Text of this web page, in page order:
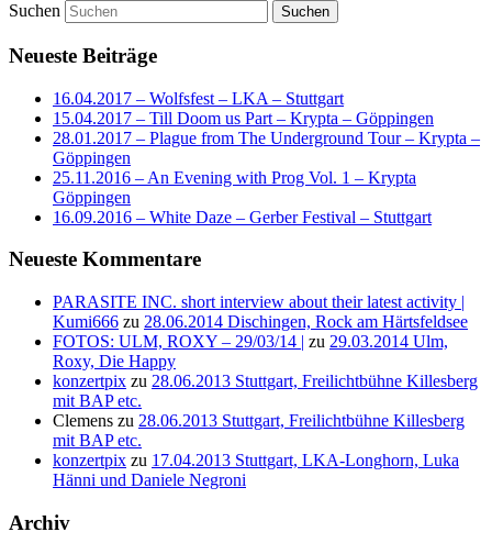
Suchen
Neueste Beiträge
16.04.2017 – Wolfsfest – LKA – Stuttgart
15.04.2017 – Till Doom us Part – Krypta – Göppingen
28.01.2017 – Plague from The Underground Tour – Krypta –
Göppingen
25.11.2016 – An Evening with Prog Vol. 1 – Krypta
Göppingen
16.09.2016 – White Daze – Gerber Festival – Stuttgart
Neueste Kommentare
PARASITE INC. short interview about their latest activity |
Kumi666 zu 28.06.2014 Dischingen, Rock am Härtsfeldsee
FOTOS: ULM, ROXY – 29/03/14 | zu 29.03.2014 Ulm,
Roxy, Die Happy
konzertpix zu 28.06.2013 Stuttgart, Freilichtbühne Killesberg
mit BAP etc.
Clemens zu 28.06.2013 Stuttgart, Freilichtbühne Killesberg
mit BAP etc.
konzertpix zu 17.04.2013 Stuttgart, LKA-Longhorn, Luka
Hänni und Daniele Negroni
Archiv